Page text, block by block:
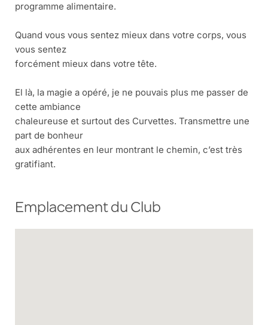
programme alimentaire.
Quand vous vous sentez mieux dans votre corps, vous
vous sentez
forcément mieux dans votre tête.
El là, la magie a opéré, je ne pouvais plus me passer de
cette ambiance
chaleureuse et surtout des Curvettes. Transmettre une
part de bonheur
aux adhérentes en leur montrant le chemin, c’est très
gratifiant.
Emplacement du Club